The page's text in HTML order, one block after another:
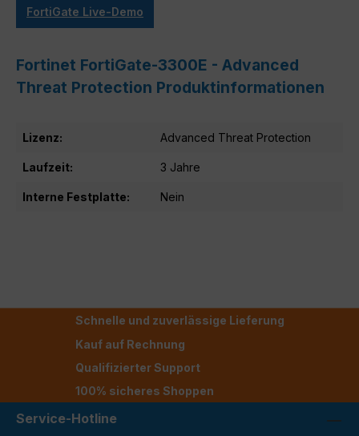
FortiGate Live-Demo
Fortinet FortiGate-3300E - Advanced
Threat Protection Produktinformationen
Lizenz: Advanced Threat Protection
Laufzeit: 3 Jahre
Interne Festplatte: Nein
Schnelle und zuverlässige Lieferung
Kauf auf Rechnung
Qualifizierter Support
100% sicheres Shoppen
Service-Hotline